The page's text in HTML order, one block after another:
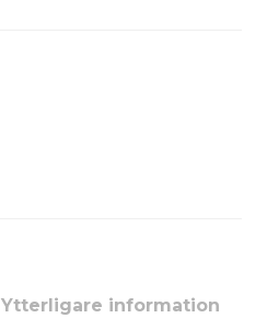
Ytterligare information